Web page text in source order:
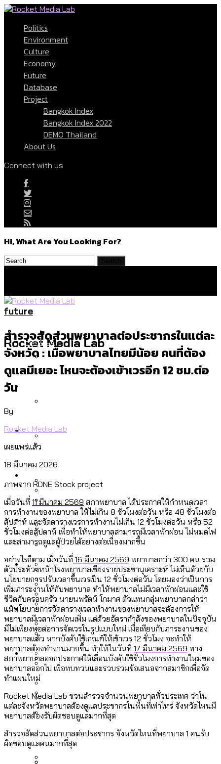
Politics
Environment
Culture
Economy
Future
Database
Project
Bangkok Index
Bangkok Index 2022
DEMO Thailand
About Us
Connect with us
Hi, What Are You Looking For?
Rocket Media Lab
Politics
เมื่อแยกท่องเที่ยวออกจากกีฬา กระทรวง
สมุดจดการบ้าน ส.ก. 2569 : แต่ละเขตมี
ปัญหาอะไรที่ ส.ก. ต้องทำการบ้าน
Vote62 ขอบคุณประชาชนที่ร่วม
สังเกตการณ์การเลือกตั้งชวนคุยกันถึงบท
เรียนที่เราได้รับจากเลือกตั้ง กรุงเทพฯ –
พัทยา
ที่อาศัยอยู่ในกรุงเทพฯ
สำรวจเหตุไฟไหม้ในกรุงเทพฯ ส่วนใหญ่มา
สวนสาธารณะและพื้นที่สีเขียวใน กทม. เพิ่ม
ขึ้นและเข้าถึงได้มากน้อยแค่ไหน
ขยะมูลฝอย 2568 [ข้อมูลดิบ]
ขยะของคน กทม. ที่ยังถูกนำไปทิ้งที่
ฉะเชิงเทรา นครปฐม และล่าสุดที่กาญจนบุรี
2569) ของ กทม. ในยุคชัชชาติ ลงเขตไหน
ทำอะไรบ้าง
Culture
โลกใบเดียว สิทธิไม่เท่ากัน: กฎหมายการ
รับรองเพศของ Transgender ทั่วโลก
ประเทศไหนทำได้บ้าง?
สำรวจ Hate Speech ที่ถูกผลิตซ้ำผ่าน
วิดีโอ AI ในช่วงความขัดแย้งไทย-กัมพูชา
[ข้อมูลดิบ]
ความเกลียดชังที่ขายได้ : สำรวจ Hate
Speech ที่ถูกผลิตซ้ำผ่านวิดีโอ AI ในช่วง
ความขัดแย้งไทย-กัมพูชา
กรุงเทพฯ เมืองคอนเสิร์ต : สำรวจ
คอนเสิร์ตและแฟนมีตติ้งในไทยจำนวน 526
งาน ตั้งแต่ปี 2023-2024
เมกะโปรเจ็กต์ของ กทม. ในช่วงที่มีการใช้
งบคาบเกี่ยวในยุคชัชชาติ มีอะไร ใช้งบแค่
ไหน
ค่าฝุ่นในกรุงเทพฯ 2025 เทียบกับจำนวน
ควันบุหรี่ที่เข้าปอด [ข้อมูลดิบ]
สำรวจเศรษฐกิจในกรุงเทพฯ ผ่าน
Bangkok Index 2025
สำรวจงบประมาณรายเขตในกรุงเทพฯ
ผ่าน Bangkok Index 2025
Future
สังคมผู้สูงอายุไทย [ข้อมูลดิบ]
สำรวจสังคมผู้สูงอายุไทย : 6 จังหวัดเป็น
สังคมสูงวัยระดับสุดยอด และ 64 จังหวัดที่
ตายมากกว่าเกิด
กรุงเทพฯ เมืองสังคมผู้สูงอายุ [ข้อมูลดิบ]
กรุงเทพฯ เมืองสังคมผู้สูงอายุ : 36 เขตมี
คนตายมากกว่าคนเกิด 18 เขตเป็นสังคมผู้
Database
สังคมผู้สูงอายุไทย [ข้อมูลดิบ]
สำรวจเหตุไฟไหม้ในกรุงเทพฯ 2568
[ข้อมูลดิบ]
คำนำหน้านามและกฎหมายสมรสเท่าเทียม
[ข้อมูลดิบ]
Project
Bangkok Index
Bangkok Index 2022
DEMO Thailand
About Us
future
สำรวจสัดส่วนพยาบาลต่อประชากรในแต่ละ
จังหวัด : เมื่อพยาบาลไทยมีน้อย คนที่ต้อง
ดูแลมีเยอะ ไหนจะต้องเข้าเวรอีก 12 ชม.ต่อ
วัน
By
Rocket Media Lab
เผยแพร่แล้ว
18 มีนาคม 2026
ภาพจาก RDNE Stock project
เมื่อวันที่ 11 มีนาคม 2569 สภาพยาบาล ได้ประกาศให้กำหนดเวลา
การทำงานของพยาบาล ให้ไม่เกิน 8 ชั่วโมงต่อวัน หรือ 48 ชั่วโมงต่อ
สัปดาห์ และจัดตารางเวรการทำงานไม่เกิน 12 ชั่วโมงต่อวัน หรือ 52
ชั่วโมงต่อสัปดาห์ เพื่อทำให้พยาบาลสามารถมีเวลาพักผ่อน ไม่หมดไฟ
และสามารถดูแลผู้ป่วยได้อย่างต่อเนื่องมากขึ้น
อย่างไรก็ตาม เมื่อวันที่ 16 มีนาคม 2569 พยาบาลกว่า 300 คน รวม
ตัวประท้วงหน้าโรงพยาบาลเชียงรายประชานุเคราะห์ ไม่เห็นด้วยกับ
นโยบายการปรับเวลาขึ้นเวรเป็น 12 ชั่วโมงต่อวัน โดยมองว่าเป็นการ
เพิ่มภาระงานให้กับพยาบาล ทำให้พยาบาลไม่มีเวลาพักผ่อนและใช้
ชีวิตกับครอบครัว นายนพรัตน์ โกมาศ ตัวแทนกลุ่มพยาบาลกล่าว่า
แม้นโยบายการจัดตารางเวลาทำงานของพยาบาลจะต้องการให้
พยาบาลมีเวลาพักผ่อนเพิ่ม แต่ด้วยอัตรากำลังของพยาบาลในปัจจุบัน
มีไม่เพียงพอต่อการจัดเวรในรูปแบบใหม่ เมื่อเทียบกับภาระงานของ
พยาบาลแล้ว หากบังคับใช้เกณฑ์ให้เข้าเวร 12 ชั่วโมง จะทำให้
พยาบาลต้องทำงานมากขึ้น ทำให้ในวันที่ 17 มีนาคม 2569 ทาง
สภาพยาบาลออกประกาศให้เลื่อนบังคับใช้ชั่วโมงการทำงานใหม่ของ
พยาบาลออกไป เพื่อทบทวนและรวบรวมข้อเสนอจากสมาชิกเพื่อจัด
ทำแผนใหม่
Rocket Media Lab ชวนสำรวจจำนวนพยาบาลทั่วประเทศ ว่าใน
แต่ละจังหวัดพยาบาลต้องดูแลประชากรในพื้นที่เท่าไหร่ จังหวัดไหนมี
พยาบาลต้องรับผิดชอบดูแลมากที่สุด
สำรวจสัดส่วนพยาบาลต่อประชากร จังหวัดไหนที่พยาบาล 1 คนรับ
ผิดชอบดูแลคนมากที่สุด